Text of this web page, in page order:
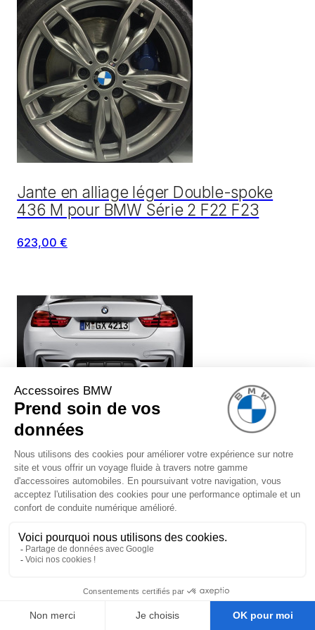
Jante en alliage léger Double-spoke
436 M pour BMW Série 2 F22 F23
623,00 €
Système de silencieux BMW
Performance (avec embouts chromés)
pour BMW Série 3 F30 F31 (340i
1 299,00 €